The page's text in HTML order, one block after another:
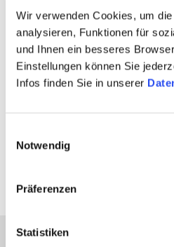
Wir verwenden Cookies, um
analysieren, Funktionen für
und Ihnen ein besseres
Einstellungen können Sie
Infos finden Sie in unserer
Notwendig
Präferenzen
Statistiken
Angebote am
besuchen und am Abend
Wir präsentieren Gastronomie